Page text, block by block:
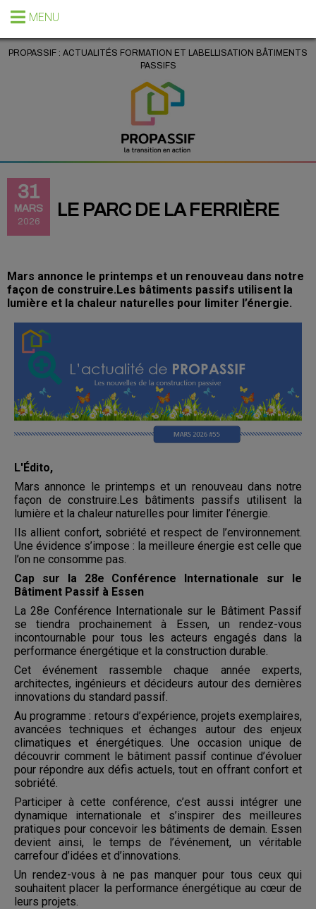
MENU
PROPASSIF : ACTUALITÉS FORMATION ET LABELLISATION BÂTIMENTS
PASSIFS
31
MARS
2026
LE PARC DE LA FERRIÈRE
Mars annonce le printemps et un renouveau dans notre
façon de construire.Les bâtiments passifs utilisent la
lumière et la chaleur naturelles pour limiter l’énergie.
L'Édito,
Mars annonce le printemps et un renouveau dans notre
façon de construire.Les bâtiments passifs utilisent la
lumière et la chaleur naturelles pour limiter l’énergie.
Ils allient confort, sobriété et respect de l’environnement.
Une évidence s’impose : la meilleure énergie est celle que
l’on ne consomme pas.
Cap sur la 28e Conférence Internationale sur le
Bâtiment Passif à Essen
La 28e Conférence Internationale sur le Bâtiment Passif
se tiendra prochainement à Essen, un rendez-vous
incontournable pour tous les acteurs engagés dans la
performance énergétique et la construction durable.
Cet événement rassemble chaque année experts,
architectes, ingénieurs et décideurs autour des dernières
innovations du standard passif.
Au programme : retours d’expérience, projets exemplaires,
avancées techniques et échanges autour des enjeux
climatiques et énergétiques. Une occasion unique de
découvrir comment le bâtiment passif continue d’évoluer
pour répondre aux défis actuels, tout en offrant confort et
sobriété.
Participer à cette conférence, c’est aussi intégrer une
dynamique internationale et s’inspirer des meilleures
pratiques pour concevoir les bâtiments de demain. Essen
devient ainsi, le temps de l’événement, un véritable
carrefour d’idées et d’innovations.
Un rendez-vous à ne pas manquer pour tous ceux qui
souhaitent placer la performance énergétique au cœur de
leurs projets.